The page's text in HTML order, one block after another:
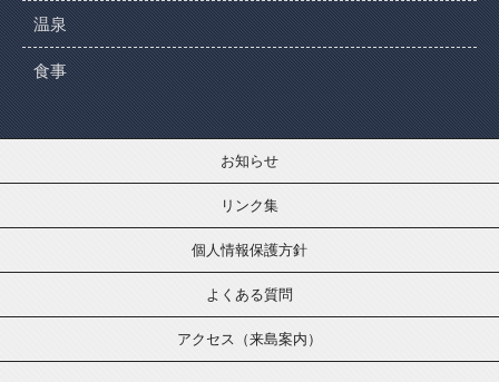
温泉
食事
お知らせ
リンク集
個人情報保護方針
よくある質問
アクセス（来島案内）